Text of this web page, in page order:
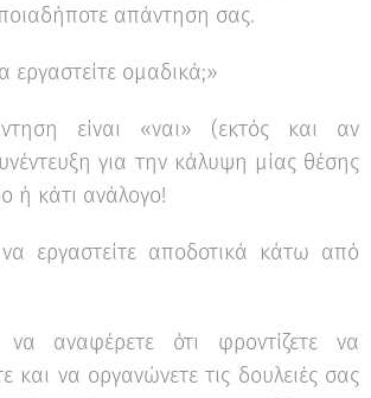
απάντηση σας.
εργαστείτε ομαδικά;»
είναι «ναι» (εκτός και αν
για την κάλυψη μίας θέσης
ή κάτι ανάλογο!
εργαστείτε αποδοτικά κάτω από
αναφέρετε ότι φροντίζετε να
και να οργανώνετε τις δουλειές σας